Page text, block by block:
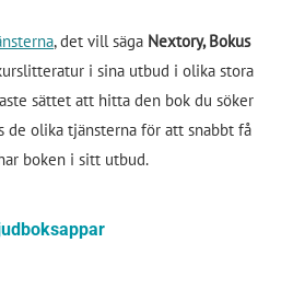
, det vill säga Nextory,Bokus
i sina utbud i olika stora
sättet att hitta den bok du söker
de olika tjänsterna för att snabbt få
boken i sitt utbud.